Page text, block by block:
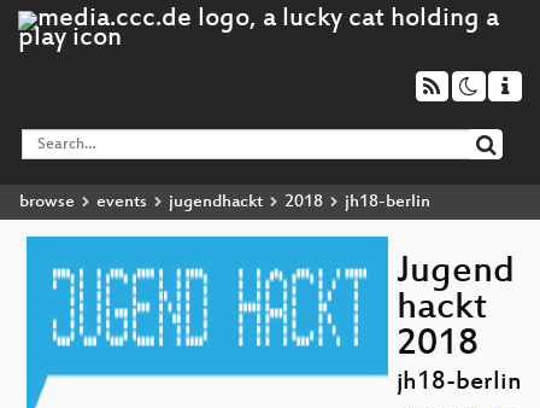
browse events jugendhackt 2018 jh18-berlin
Jugend
hackt
2018
jh18-berlin